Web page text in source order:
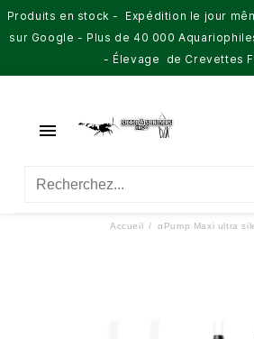
Produits en stock - Expédition le jour
sur Google - Plus de 40 000
- Élevage de Crevettes

Accueil αPump Maxi ultra